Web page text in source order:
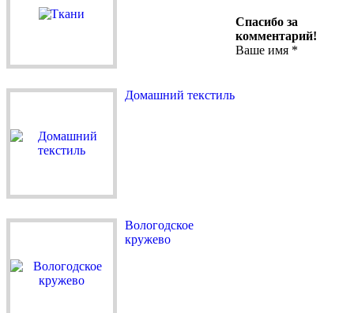
Домашний текстиль
Вологодское
кружево
Спасибо за
комментарий!
Ваше имя *